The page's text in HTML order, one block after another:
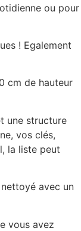
ou pour
! Egalement
cm de hauteur
une structure
vos clés,
la liste peut
avec un
vous avez